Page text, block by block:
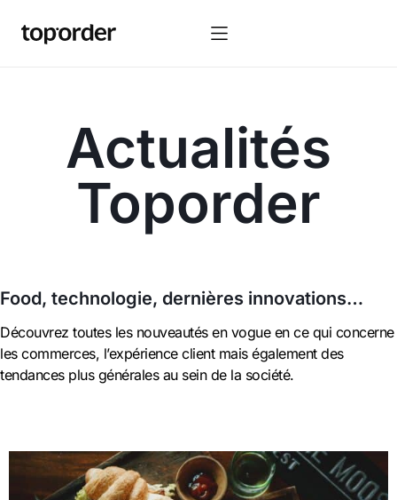
Actualités
Toporder
Food, technologie, dernières innovations…
Découvrez toutes les nouveautés en vogue en ce qui concerne
les commerces, l’expérience client mais également des
tendances plus générales au sein de la société.